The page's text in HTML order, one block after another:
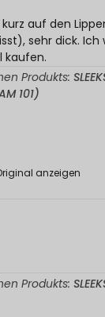
anzeigen
auf den
sehr dick. Ich
kaufen.
Produkts:
101)
Produkts: